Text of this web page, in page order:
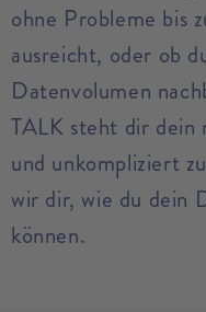
ohne Probleme bis
ausreicht, oder ob
Datenvolumen
TALK steht dir dein
und unkompliziert
wir dir, wie du dein
können.